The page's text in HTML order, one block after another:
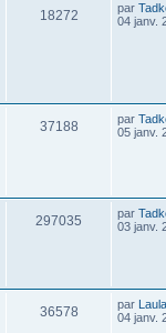
18272 par
04 janv.
37188 par
05 janv.
297035 par
03 janv.
36578 par
04 janv.